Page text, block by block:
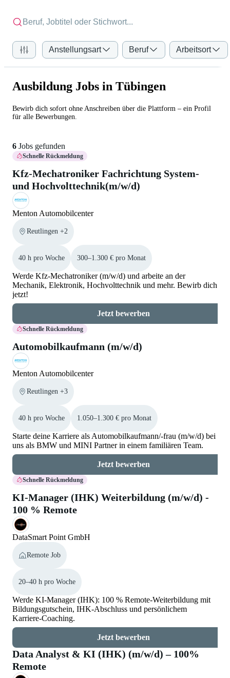
Anstellungsart Beruf Arbeitsort
Ausbildung Jobs in Tübingen
Bewirb dich sofort ohne Anschreiben über die Plattform – ein Profil
für alle Bewerbungen.
6 Jobs gefunden
Schnelle Rückmeldung
Kfz-Mechatroniker Fachrichtung System-
und Hochvolttechnik(m/w/d)
Menton Automobilcenter
Reutlingen +2
40 h pro Woche 300–1.300 € pro Monat
Werde Kfz-Mechatroniker (m/w/d) und arbeite an der
Mechanik, Elektronik, Hochvolttechnik und mehr. Bewirb dich
jetzt!
Jetzt bewerben
Schnelle Rückmeldung
Automobilkaufmann (m/w/d)
Menton Automobilcenter
Reutlingen +3
40 h pro Woche 1.050–1.300 € pro Monat
Starte deine Karriere als Automobilkaufmann/-frau (m/w/d) bei
uns als BMW und MINI Partner in einem familiären Team.
Jetzt bewerben
Schnelle Rückmeldung
KI-Manager (IHK) Weiterbildung (m/w/d) -
100 % Remote
DataSmart Point GmbH
Remote Job
20–40 h pro Woche
Werde KI-Manager (IHK): 100 % Remote-Weiterbildung mit
Bildungsgutschein, IHK-Abschluss und persönlichem
Karriere-Coaching.
Jetzt bewerben
Data Analyst & KI (IHK) (m/w/d) – 100%
Remote